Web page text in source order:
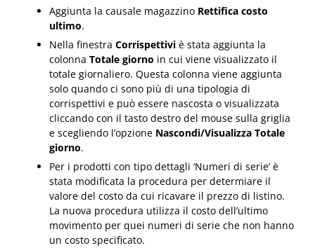
Aggiunta la causale magazzino Rettifica costo
ultimo.
Nella finestra Corrispettivi è stata aggiunta la
colonna Totale giorno in cui viene visualizzato il
totale giornaliero. Questa colonna viene aggiunta
solo quando ci sono più di una tipologia di
corrispettivi e può essere nascosta o visualizzata
cliccando con il tasto destro del mouse sulla griglia
e scegliendo l’opzione Nascondi/Visualizza Totale
giorno.
Per i prodotti con tipo dettagli ‘Numeri di serie’ è
stata modificata la procedura per determiare il
valore del costo da cui ricavare il prezzo di listino.
La nuova procedura utilizza il costo dell’ultimo
movimento per quei numeri di serie che non hanno
un costo specificato.